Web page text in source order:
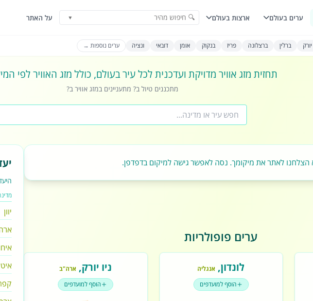
ערים בעולם ארצות בעולם 🔍 חיפוש מהיר ▼ על האתר
יורק ברלין ברצלונה פריז בנקוק אומן דובאי ונציה ערים נוספות →
תחזית מזג אוויר מדויקת ועדכנית לכל עיר בעולם, כולל מזג האוויר לפי
מתכננים טיול ב? מתעניינים במזג אוויר ב?
הצלחנו לאתר את מיקומך. נסה לאפשר גישה למיקום בדפדפן.
ערים פופולריות
לונדון, אנגליה
הוסף למועדפים
ניו יורק, ארה"ב
הוסף למועדפים
יוון